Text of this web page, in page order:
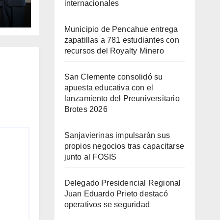
internacionales
Municipio de Pencahue entrega
zapatillas a 781 estudiantes con
recursos del Royalty Minero
San Clemente consolidó su
apuesta educativa con el
lanzamiento del Preuniversitario
Brotes 2026
Sanjavierinas impulsarán sus
propios negocios tras capacitarse
junto al FOSIS
Delegado Presidencial Regional
Juan Eduardo Prieto destacó
operativos se seguridad